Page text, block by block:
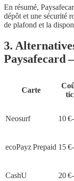
En résumé,
dépôt et une sécurité
de plafond et la
3.
Paysafecard
Carte
Neosurf 10
ecoPayz Prepaid 15
CashU 20